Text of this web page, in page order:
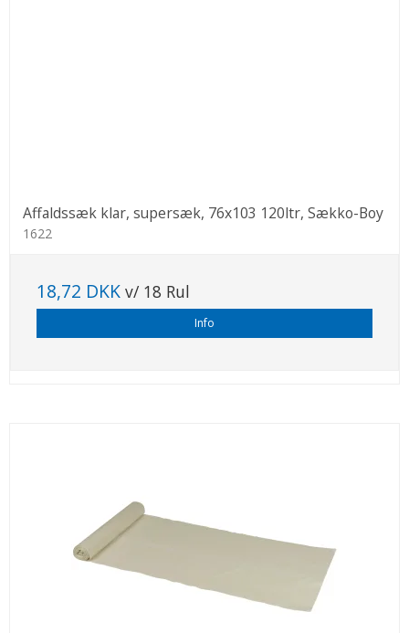
Affaldssæk klar, supersæk, 76x103 120ltr, Sækko-Boy
1622
18,72 DKK v/ 18 Rul
Info